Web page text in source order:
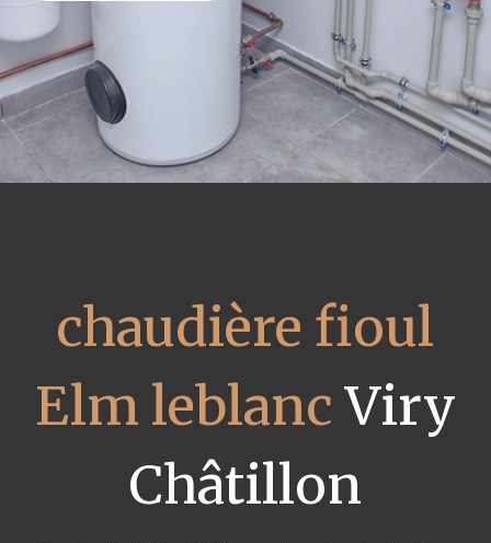
chaudière fioul
Elm leblanc Viry
Châtillon